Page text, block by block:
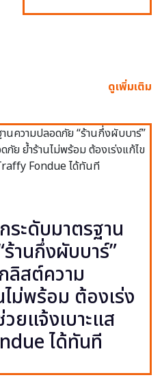
ดูเพิ่มเติม
ะดับมาตรฐาน
านกึ่งผับบาร์”
ลิสต์ความ
ม่พร้อม ต้องเร่ง
ยแจ้งเบาะแส
ได้ทันที